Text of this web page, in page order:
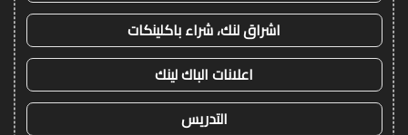
اشراق لنك، شراء باكلينكات
اعلانات الباك لينك
التدريس